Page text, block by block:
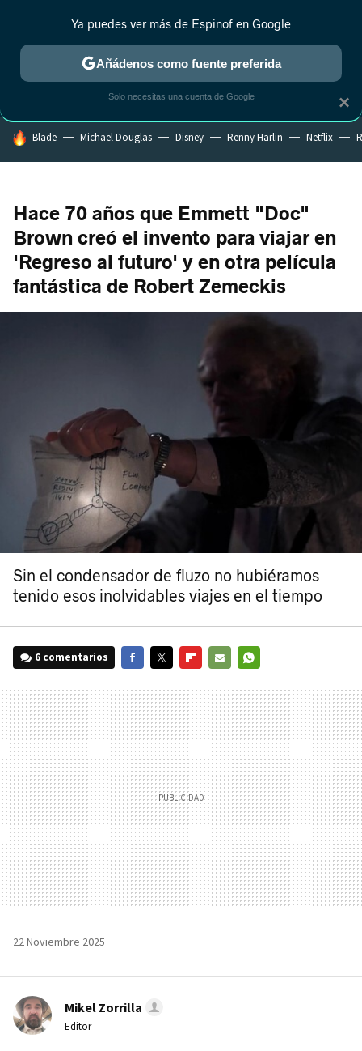
ESTRENOS REALITY ANIME RANKINGS CINE
HOY SE HABLA DE
Blade Michael Douglas Disney Renny Harlin Netflix
Hace 70 años que Emmett "Doc"
Brown creó el invento para viajar en
'Regreso al futuro' y en otra película
fantástica de Robert Zemeckis
Sin el condensador de fluzo no hubiéramos
tenido esos inolvidables viajes en el tiempo
6 comentarios
MAIL
22 Noviembre 2025
Mikel Zorrilla
Editor
×
Ya puedes ver más de Espinof en Google
Añádenos como fuente preferida
Solo necesitas una cuenta de Google